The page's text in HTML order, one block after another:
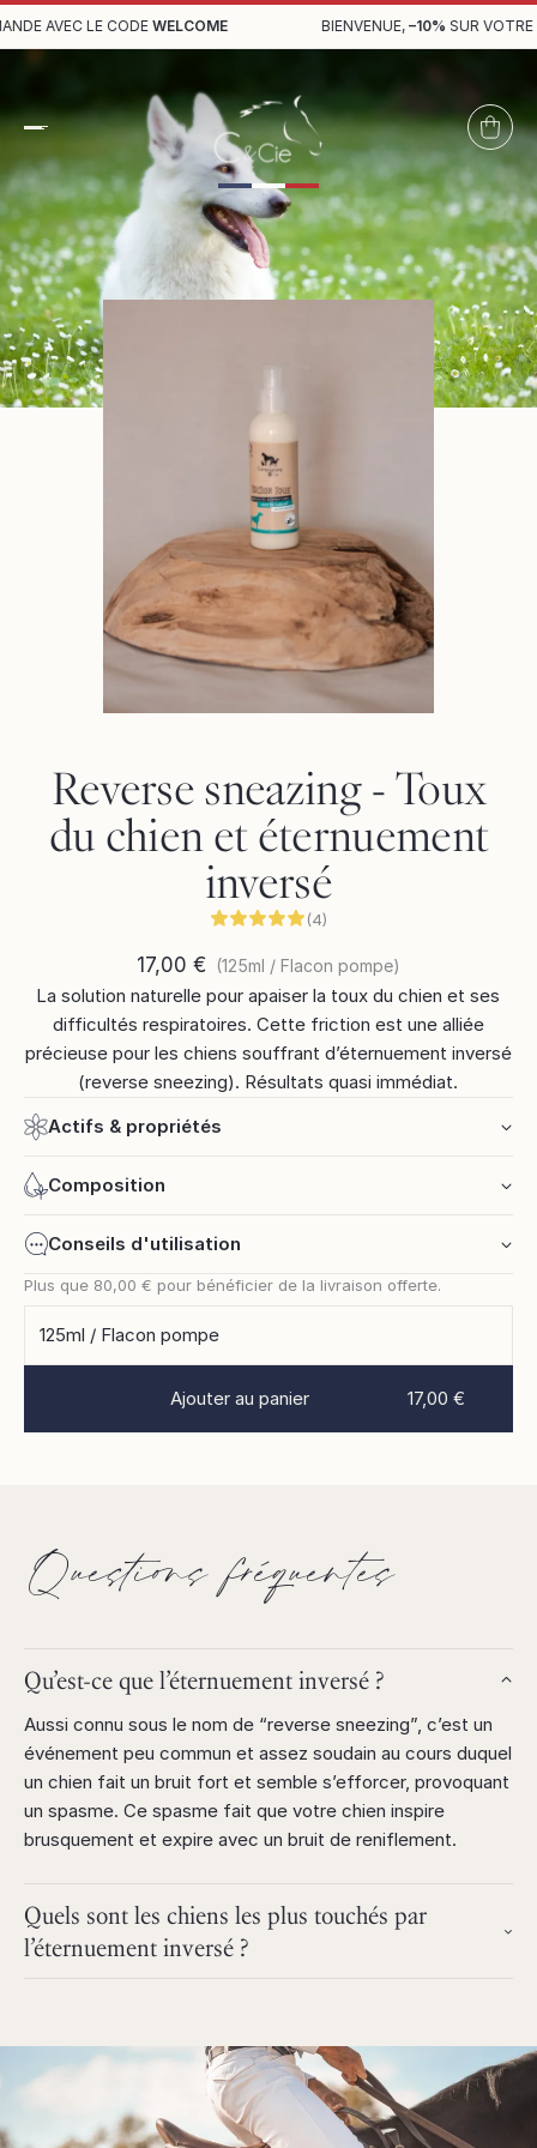
AVEC LE CODEWELCOME BIENVENUE,–10%SUR VOTRE
Reverse sneazing - Toux
du chien et éternuement
inversé
(4)
17,00 € (125ml / Flacon pompe)
La solution naturelle pour apaiser la toux du chien et ses
difficultés respiratoires. Cette friction est une alliée
précieuse pour les chiens souffrant d’éternuement inversé
(reverse sneezing). Résultats quasi immédiat.
Actifs & propriétés
Composition
Conseils d'utilisation
Plus que 80,00 € pour bénéficier de la livraison offerte.
125ml / Flacon pompe
Ajouter au panier 17,00 €
Questions fréquentes
Qu’est-ce que l’éternuement inversé ?
Aussi connu sous le nom de “reverse sneezing”, c’est un
événement peu commun et assez soudain au cours duquel
un chien fait un bruit fort et semble s’efforcer, provoquant
un spasme. Ce spasme fait que votre chien inspire
brusquement et expire avec un bruit de reniflement.
Quels sont les chiens les plus touchés par
l’éternuement inversé ?